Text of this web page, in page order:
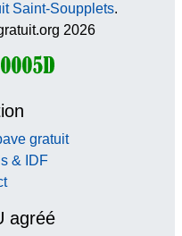
Saint-Soupplets.
2026
gratuit
& IDF
agréé